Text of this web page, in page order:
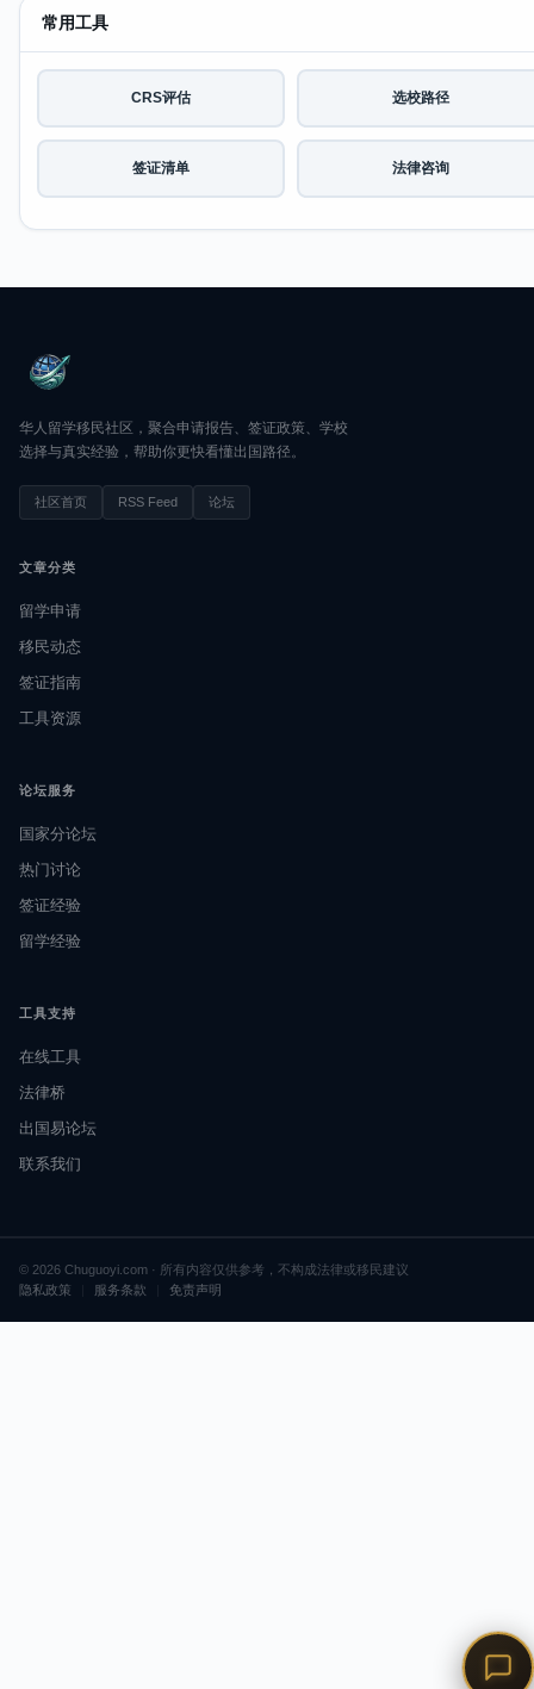
常用工具
CRS评估 选校路径
签证清单 法律咨询
华人留学移民社区，聚合申请报告、签证政策、学校
选择与真实经验，帮助你更快看懂出国路径。
社区首页 RSS Feed 论坛
文章分类
留学申请
移民动态
签证指南
工具资源
论坛服务
国家分论坛
热门讨论
签证经验
留学经验
工具支持
在线工具
法律桥
出国易论坛
联系我们
© 2026 Chuguoyi.com · 所有内容仅供参考，不构成法律或移民建议
隐私政策
服务条款 免责声明